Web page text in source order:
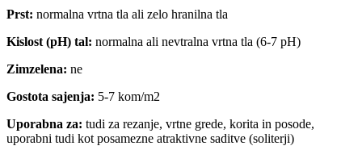
Prst: normalna vrtna tla ali zelo hranilna tla
Kislost (pH) tal: normalna ali nevtralna vrtna tla (6-7 pH)
Zimzelena: ne
Gostota sajenja: 5-7 kom/m2
Uporabna za: tudi za rezanje, vrtne grede, korita in posode,
uporabni tudi kot posamezne atraktivne saditve (soliterji)